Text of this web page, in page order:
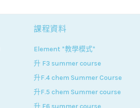
課程資料
Element *教學模式*
升 F3 summer course
升F.4 chem Summer Course
升F.5 chem Summer course